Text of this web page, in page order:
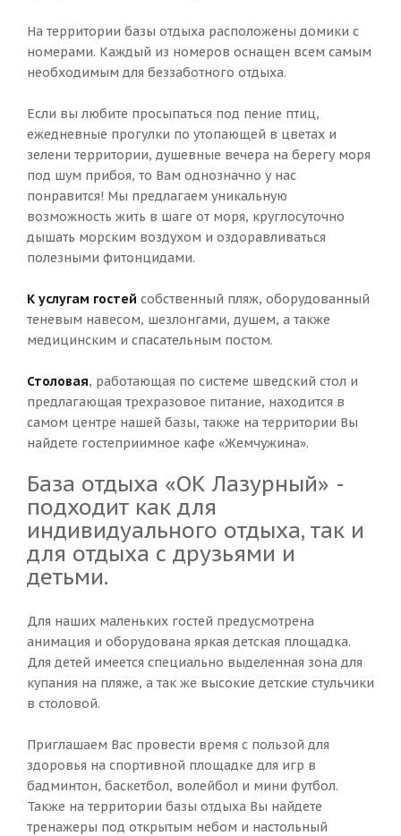
На территории базы отдыха расположены домики с
номерами. Каждый из номеров оснащен всем самым
необходимым для беззаботного отдыха.
Если вы любите просыпаться под пение птиц,
ежедневные прогулки по утопающей в цветах и
зелени территории, душевные вечера на берегу моря
под шум прибоя, то Вам однозначно у нас
понравится! Мы предлагаем уникальную
возможность жить в шаге от моря, круглосуточно
дышать морским воздухом и оздоравливаться
полезными фитонцидами.
К услугам гостей собственный пляж, оборудованный
теневым навесом, шезлонгами, душем, а также
медицинским и спасательным постом.
Столовая, работающая по системе шведский стол и
предлагающая трехразовое питание, находится в
самом центре нашей базы, также на территории Вы
найдете гостеприимное кафе «Жемчужина».
База отдыха «ОК Лазурный» -
подходит как для
индивидуального отдыха, так и
для отдыха с друзьями и
детьми.
Для наших маленьких гостей предусмотрена
анимация и оборудована яркая детская площадка.
Для детей имеется специально выделенная зона для
купания на пляже, а так же высокие детские стульчики
в столовой.
Приглашаем Вас провести время с пользой для
здоровья на спортивной площадке для игр в
бадминтон, баскетбол, волейбол и мини футбол.
Также на территории базы отдыха Вы найдете
тренажеры под открытым небом и настольный